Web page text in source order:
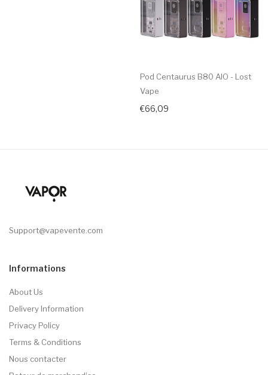
Pod Centaurus B80 AIO - Lost
Vape
€66,09
Support@vapevente.com
Informations
About Us
Delivery Information
Privacy Policy
Terms & Conditions
Nous contacter